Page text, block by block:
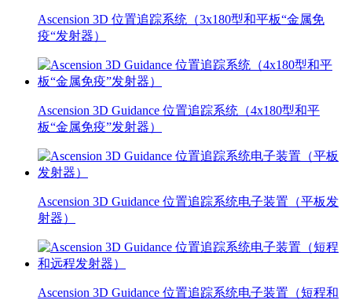
Ascension 3D 位置追踪系统（3x180型和平板“金属免
疫“发射器）
Ascension 3D Guidance 位置追踪系统（4x180型和平
板“金属免疫”发射器）
Ascension 3D Guidance 位置追踪系统电子装置（平板发
射器）
Ascension 3D Guidance 位置追踪系统电子装置（短程和